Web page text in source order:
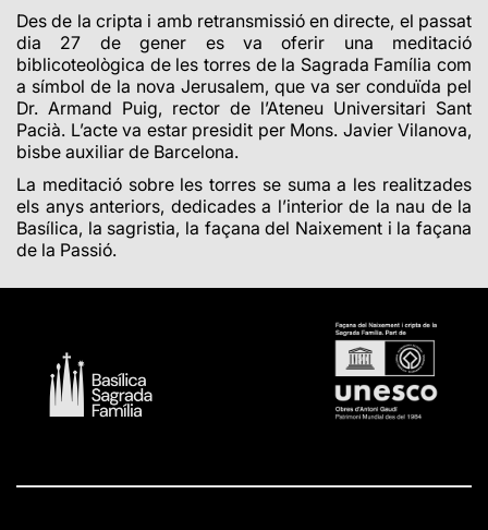
Des de la cripta i amb retransmissió en directe, el passat
dia 27 de gener es va oferir una meditació
biblicoteològica de les torres de la Sagrada Família com
a símbol de la nova Jerusalem, que va ser conduïda pel
Dr. Armand Puig, rector de l’Ateneu Universitari Sant
Pacià. L’acte va estar presidit per Mons. Javier Vilanova,
bisbe auxiliar de Barcelona.
La meditació sobre les torres se suma a les realitzades
els anys anteriors, dedicades a l’interior de la nau de la
Basílica, la sagristia, la façana del Naixement i la façana
de la Passió.